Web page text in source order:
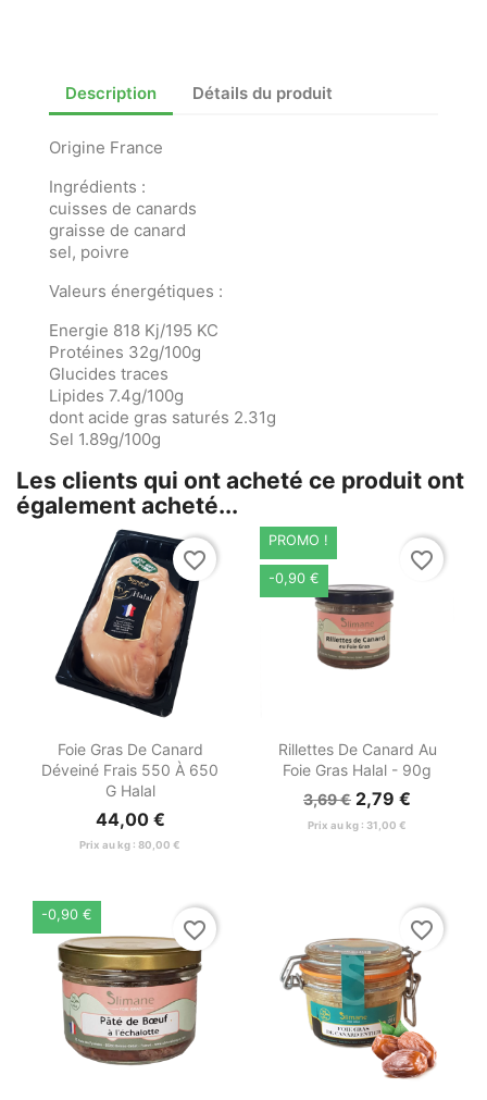
Description Détails du produit
Origine France
Ingrédients :
cuisses de canards
graisse de canard
sel, poivre
Valeurs énergétiques :
Energie 818 Kj/195 KC
Protéines 32g/100g
Glucides traces
Lipides 7.4g/100g
dont acide gras saturés 2.31g
Sel 1.89g/100g
Les clients qui ont acheté ce produit ont
également acheté...
Aperçu rapide
Foie Gras De Canard
Déveiné Frais 550 À 650
G Halal
44,00 €
Prix au kg : 80,00 €
favorite_border
Aperçu rapide
Rillettes De Canard Au
Foie Gras Halal - 90g
3,69 € 2,79 €
Prix au kg : 31,00 €
PROMO !
-0,90 €
favorite_border
-0,90 €
favorite_border favorite_border